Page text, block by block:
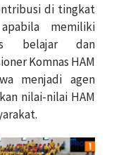
di tingkat
memiliki
belajar dan
Komnas HAM
menjadi agen
nilai-nilai HAM